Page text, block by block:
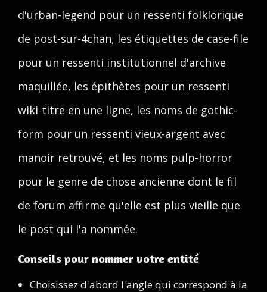
d'urban-legend pour un ressenti folklorique
de post-sur-4chan, les étiquettes de case-file
pour un ressenti institutionnel d'archive
maquillée, les épithètes pour un ressenti
wiki-titre en une ligne, les noms de gothic-
form pour un ressenti vieux-argent avec
manoir retrouvé, et les noms pulp-horror
pour le genre de chose ancienne dont le fil
de forum affirme qu'elle est plus vieille que
le post qui l'a nommée.
Conseils pour nommer votre entité
Choisissez d'abord l'angle qui correspond à la